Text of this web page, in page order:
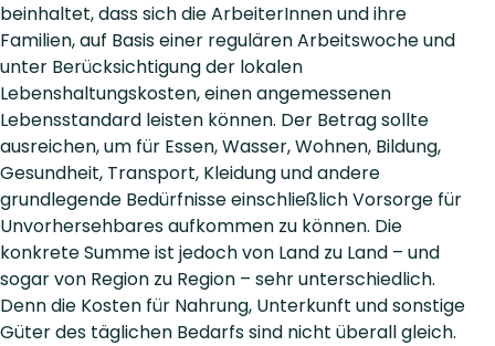
beinhaltet, dass sich die ArbeiterInnen und ihre
Familien, auf Basis einer regulären Arbeitswoche und
unter Berücksichtigung der lokalen
Lebenshaltungskosten, einen angemessenen
Lebensstandard leisten können. Der Betrag sollte
ausreichen, um für Essen, Wasser, Wohnen, Bildung,
Gesundheit, Transport, Kleidung und andere
grundlegende Bedürfnisse einschließlich Vorsorge für
Unvorhersehbares aufkommen zu können. Die
konkrete Summe ist jedoch von Land zu Land – und
sogar von Region zu Region – sehr unterschiedlich.
Denn die Kosten für Nahrung, Unterkunft und sonstige
Güter des täglichen Bedarfs sind nicht überall gleich.